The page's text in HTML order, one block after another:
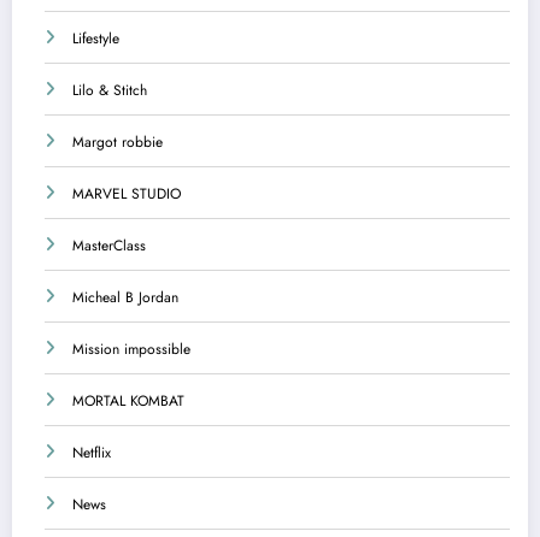
Lifestyle
Lilo & Stitch
Margot robbie
MARVEL STUDIO
MasterClass
Micheal B Jordan
Mission impossible
MORTAL KOMBAT
Netflix
News